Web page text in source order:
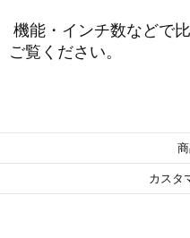
機能・インチ数などで
ご覧ください。
カスタ